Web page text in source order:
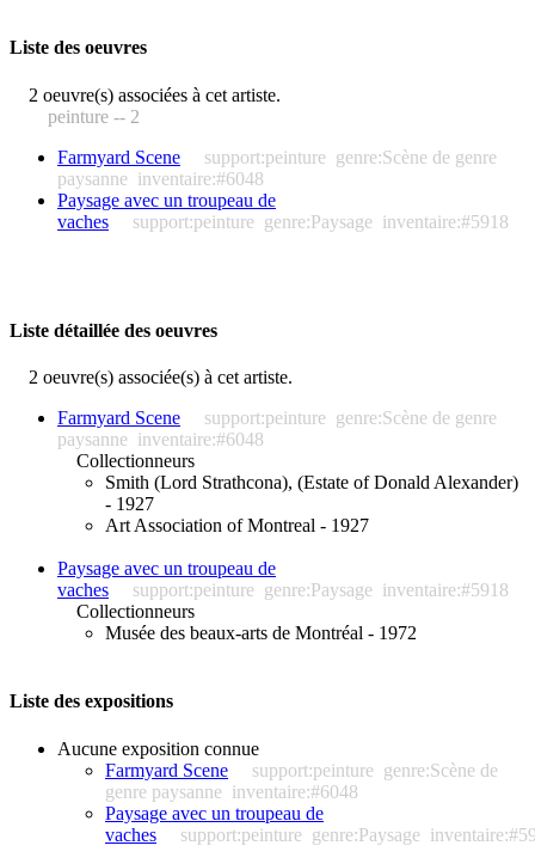
Liste des oeuvres
2 oeuvre(s) associées à cet artiste.
peinture -- 2
Farmyard Scene
support:peinture genre:Scène de genre
paysanne inventaire:#6048
Paysage avec un troupeau de
vaches
support:peinture genre:Paysage inventaire:#5918
Liste détaillée des oeuvres
2 oeuvre(s) associée(s) à cet artiste.
Farmyard Scene
support:peinture genre:Scène de genre
paysanne inventaire:#6048
Collectionneurs
Smith (Lord Strathcona), (Estate of Donald Alexander)
- 1927
Art Association of Montreal - 1927
Paysage avec un troupeau de
vaches
support:peinture genre:Paysage inventaire:#5918
Collectionneurs
Musée des beaux-arts de Montréal - 1972
Liste des expositions
Aucune exposition connue
Farmyard Scene
support:peinture genre:Scène de
genre paysanne inventaire:#6048
Paysage avec un troupeau de
vaches
support:peinture genre:Paysage